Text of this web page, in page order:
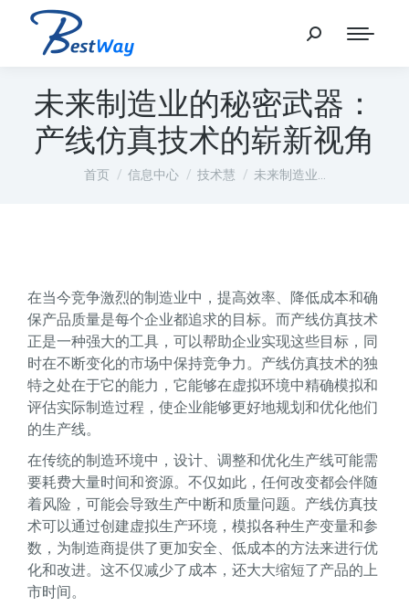
未来制造业的秘密武器：
产线仿真技术的崭新视角
您在这里：
首页 信息中心 技术慧 未来制造业…
在当今竞争激烈的制造业中，提高效率、降低成本和确
保产品质量是每个企业都追求的目标。而产线仿真技术
正是一种强大的工具，可以帮助企业实现这些目标，同
时在不断变化的市场中保持竞争力。产线仿真技术的独
特之处在于它的能力，它能够在虚拟环境中精确模拟和
评估实际制造过程，使企业能够更好地规划和优化他们
的生产线。
在传统的制造环境中，设计、调整和优化生产线可能需
要耗费大量时间和资源。不仅如此，任何改变都会伴随
着风险，可能会导致生产中断和质量问题。产线仿真技
术可以通过创建虚拟生产环境，模拟各种生产变量和参
数，为制造商提供了更加安全、低成本的方法来进行优
化和改进。这不仅减少了成本，还大大缩短了产品的上
市时间。